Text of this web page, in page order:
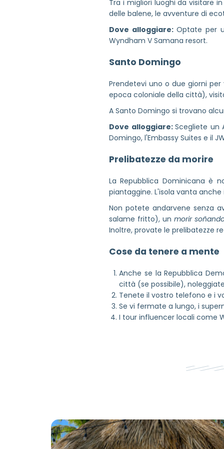
Tra i migliori luoghi da visitare
delle balene, le avventure di
Dove alloggiare: Optate per
Wyndham V Samana resort.
Santo Domingo
Prendetevi uno o due giorni
epoca coloniale della città),
A Santo Domingo si trovano
Dove alloggiare: Scegliete un
Domingo, l'Embassy Suites e il
Prelibatezze da morire
La Repubblica Dominicana è
piantaggine. L'isola vanta
Non potete andarvene senza
salame fritto), unmorir
Inoltre, provate le prelibatezze
Cose da tenere a mente
Anche se la Repubblica
città (se possibile),
Tenete il vostro telefono e i
Se vi fermate a lungo, i
I tour influencer locali come